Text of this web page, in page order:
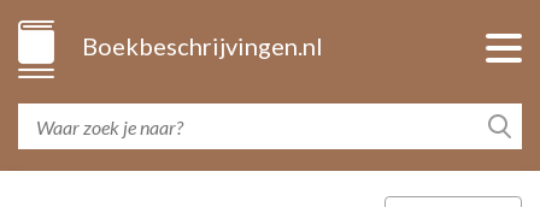
Boekbeschrijvingen.nl